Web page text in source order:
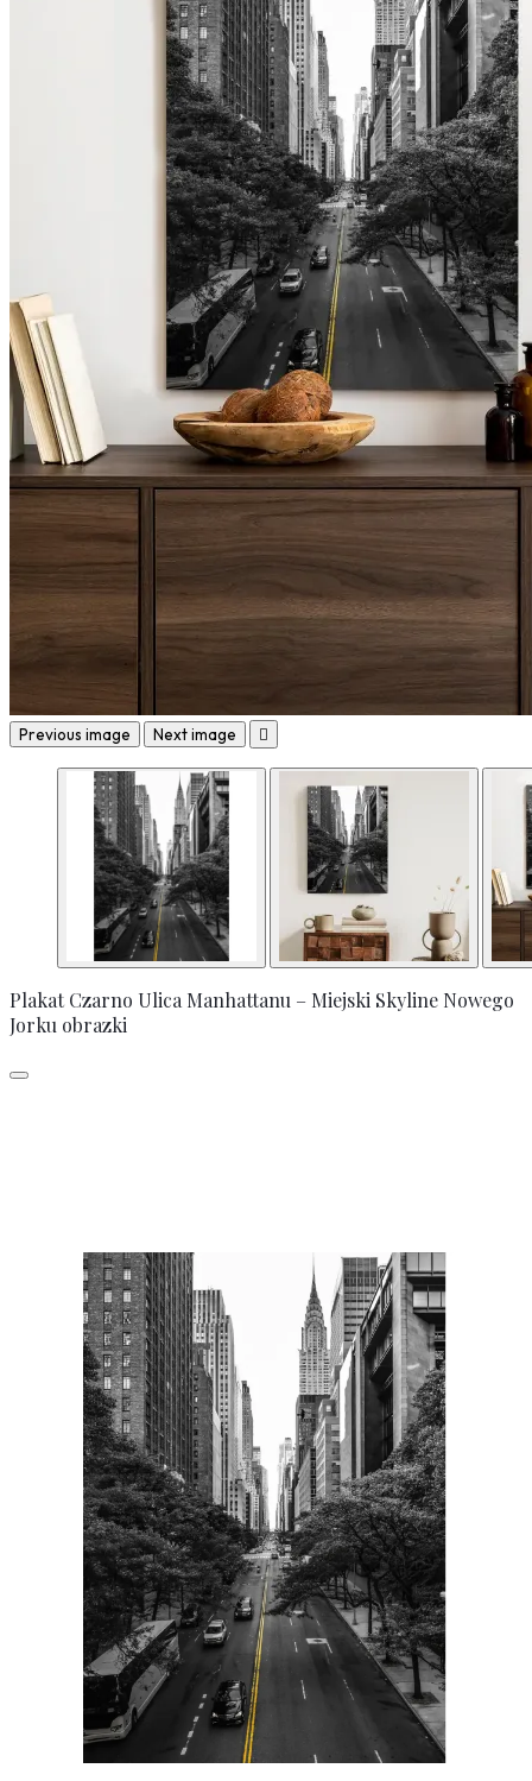
Previous image Next image 
Plakat Czarno Ulica Manhattanu – Miejski Skyline Nowego
Jorku obrazki